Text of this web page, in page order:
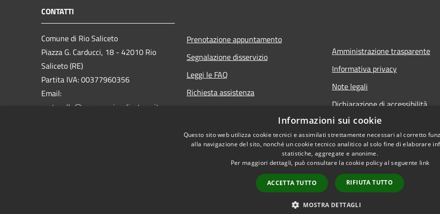
CONTATTI
Comune di Rio Saliceto
Piazza G. Carducci, 18 - 42010 Rio
Saliceto (RE)
Partita IVA: 00377960356
Email:
protocollo@comune.riosaliceto.re.it
Prenotazione appuntamento
Segnalazione disservizio
Leggi le FAQ
Richiesta assistenza
Amministrazione trasparente
Informativa privacy
Note legali
Dichiarazione di accessibilità
Iscrizione newsletter Copyright © 2026 • Comune di
Informazioni sui cookie
Questo sito web utilizza cookie tecnici e assimilati strettamente necessari al corretto
alla navigazione del sito, nonché un cookie tecnico analitico al solo fine di elaborare
statistiche, aggregate e anonime.
Per maggiori dettagli, può consultare la cookie policy al seguente link
ACCETTA TUTTO RIFIUTA TUTTO
MOSTRA DETTAGLI